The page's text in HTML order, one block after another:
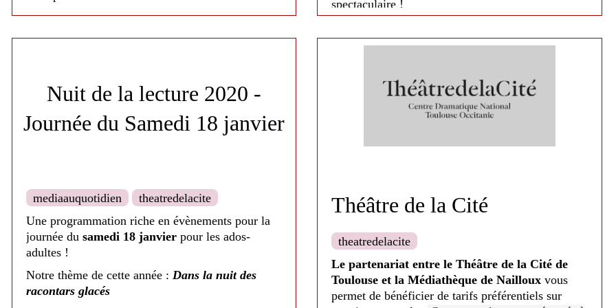
Veuillez confirmer votre présence avant le 26 juin,
spectaculaire !
Nuit de la lecture 2020 -
Journée du Samedi 18 janvier
mediaauquotidien
theatredelacite
Une programmation riche en évènements pour la
journée du samedi 18 janvier pour les ados-
adultes !
Notre thème de cette année : Dans la nuit des
racontars glacés
Théâtre de la Cité
theatredelacite
Le partenariat entre le Théâtre de la Cité de
Toulouse et la Médiathèque de Nailloux vous
permet de bénéficier de tarifs préférentiels sur